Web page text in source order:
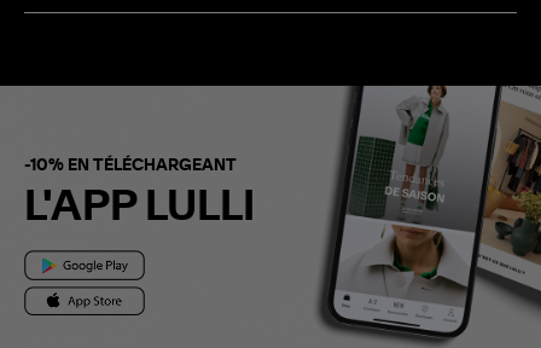
-10% EN TÉLÉCHARGEANT
L'APP LULLI